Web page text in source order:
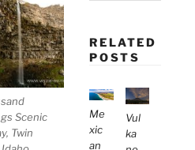
Scenic
Twin
RELATED
POSTS
Me
xic
an
Vul
ka